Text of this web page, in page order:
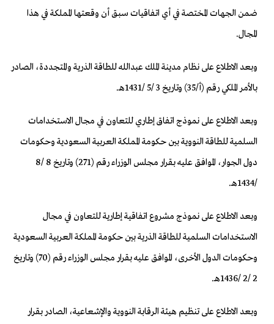
ضمن الجهات المختصة في أي اتفاقيات سبق أن وقعتها المملكة في هذا
المجال.
وبعد الاطلاع على نظام مدينة الملك عبدالله للطاقة الذرية والمتجددة، الصادر
بالأمر الملكي رقم (أ/35) وتاريخ 3 /5 /1431هـ.
وبعد الاطلاع على نموذج اتفاق إطاري للتعاون في مجال الاستخدامات
السلمية للطاقة النووية بين حكومة المملكة العربية السعودية وحكومات
دول الجوار، الموافق عليه بقرار مجلس الوزراء رقم (271) وتاريخ 8 /8
/1434هـ.
وبعد الاطلاع على نموذج مشروع اتفاقية إطارية للتعاون في مجال
الاستخدامات السلمية للطاقة الذرية بين حكومة المملكة العربية السعودية
وحكومات الدول الأخرى، الموافق عليه بقرار مجلس الوزراء رقم (70) وتاريخ
2 /2 /1436هـ.
وبعد الاطلاع على تنظيم هيئة الرقابة النووية والإشعاعية، الصادر بقرار